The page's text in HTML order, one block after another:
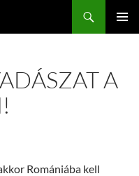
A
Romániába kell